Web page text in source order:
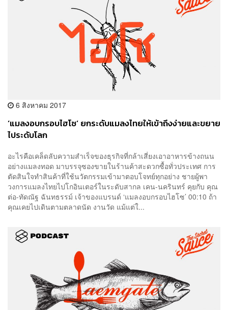
6 สิงหาคม 2017
‘แมลงอบกรอบไฮโซ’ ยกระดับแมลงไทยให้เข้าถึงง่ายและขยาย
ไประดับโลก
อะไรคือเคล็ดลับความสำเร็จของธุรกิจที่กล้าเสี่ยงเอาอาหารข้างถนน
อย่างแมลงทอด มาบรรจุซองขายในร้านค้าสะดวกซื้อทั่วประเทศ การ
ตัดสินใจทำสินค้าที่ใช้นวัตกรรมเข้ามาตอบโจทย์ทุกอย่าง ชายผู้พา
วงการแมลงไทยไปโกอินเตอร์ในระดับสากล เคน-นครินทร์ คุยกับ คุณ
ต่อ-ทัดณัฐ ฉันทธรรม์ เจ้าของแบรนด์ ‘แมลงอบกรอบไฮโซ’ 00:10 ถ้า
คุณเคยไปเดินตามตลาดนัด งานวัด แม้แต่ใ...